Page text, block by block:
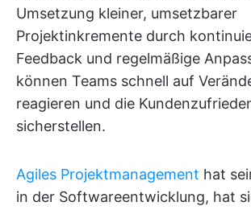
Umsetzung kleiner, umsetzbarer
Projektinkremente durch
Feedback und regelmäßige
können Teams schnell auf
reagieren und die
sicherstellen.
Agiles Projektmanagement hat
in der Softwareentwicklung, hat